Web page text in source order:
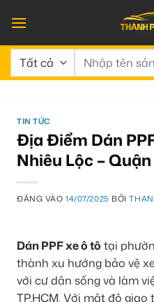
qua
nội
dung
Tìm
TIN TỨC
Địa Điểm Dán
Nhiêu Lộc – Quận
ĐĂNG VÀO14/07/2025 BỞI
Dán PPF xe ô tô tại
thành xu hướng bảo vệ
với cư dân sống và làm
TP.HCM. Với mật độ